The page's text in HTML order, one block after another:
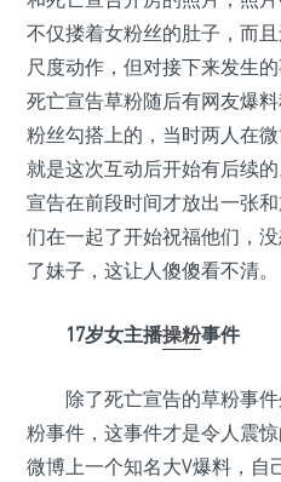
不仅搂着女粉丝的肚子，而
尺度动作，但对接下来发生
死亡宣告草粉随后有网友爆
粉丝勾搭上的，当时两人在
就是这次互动后开始有后续
宣告在前段时间才放出一张
们在一起了开始祝福他们，
了妹子，这让人傻傻看不清。
17岁女主播操粉事件
除了死亡宣告的草粉事
粉事件，这事件才是令人震
微博上一个知名大V爆料，自